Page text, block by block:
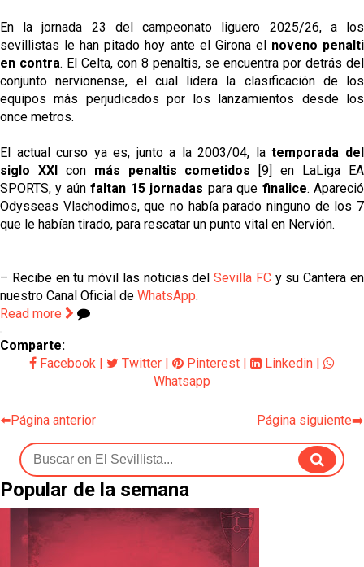
Previa | El Sevilla FC cierra la pretemporada con el
exigente choque ante el Bayer Leverkusen
En la jornada 23 del campeonato liguero 2025/26, a los
sevillistas le han pitado hoy ante el Girona el noveno penalti
en contra. El Celta, con 8 penaltis, se encuentra por detrás del
conjunto nervionense, el cual lidera la clasificación de los
equipos más perjudicados por los lanzamientos desde los
once metros.
El actual curso ya es, junto a la 2003/04, latemporada del
siglo XXIcon más penaltis cometidos [9] en LaLiga EA
SPORTS, y aúnfaltan 15 jornadas para que finalice. Apareció
Odysseas Vlachodimos, que no había parado ninguno de los 7
que le habían tirado, para rescatar un punto vital en Nervión.
– Recibe en tu móvil las noticias delSevilla FCy su Cantera en
nuestro Canal Oficial de WhatsApp.
Read more
Comparte:
Facebook | Twitter | Pinterest | Linkedin |
Whatsapp
⬅️Página anterior Página siguiente➡️
Popular de la semana